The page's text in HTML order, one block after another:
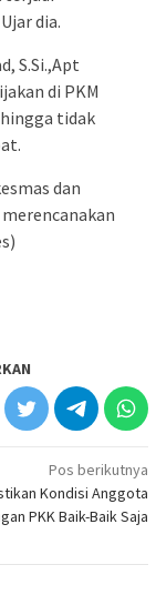
dia.
S.Si.,Apt
di PKM
tidak
dan
Pos berikutnya
Kondisi Anggota
PKK Baik-Baik Saja